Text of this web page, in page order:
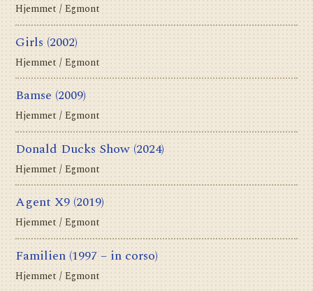
Hjemmet / Egmont
Girls (2002)
Hjemmet / Egmont
Bamse (2009)
Hjemmet / Egmont
Donald Ducks Show (2024)
Hjemmet / Egmont
Agent X9 (2019)
Hjemmet / Egmont
Familien (1997 – in corso)
Hjemmet / Egmont